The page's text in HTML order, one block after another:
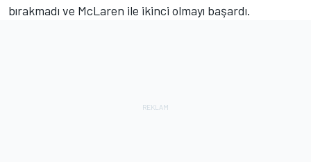
bırakmadı ve McLaren ile ikinci olmayı başardı.